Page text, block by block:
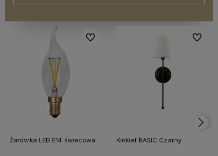
Żarówka LED E14 świecowa
Do ulubionych
Kinkiet BASIC Czarny
Do